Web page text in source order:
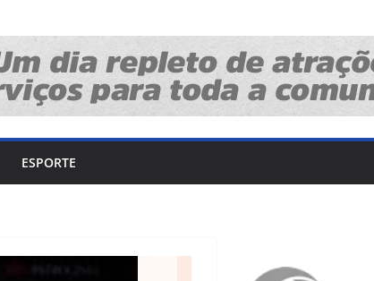
ESPORTE